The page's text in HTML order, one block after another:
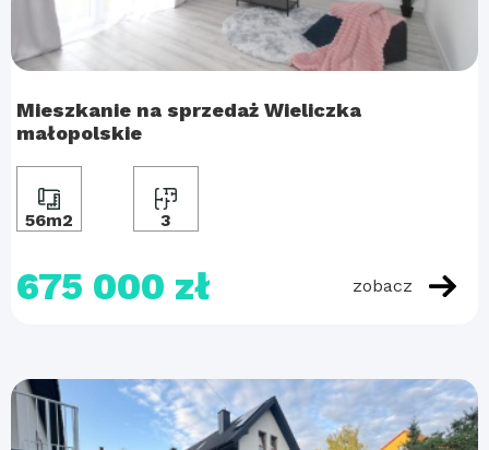
Mieszkanie na sprzedaż Wieliczka
małopolskie
56m2 3
675 000 zł zobacz